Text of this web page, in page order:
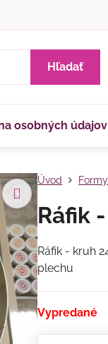
Hľadať
osobných údajov
Úvod
Ráfik
Ráfik - kruh
plechu
Vypredané